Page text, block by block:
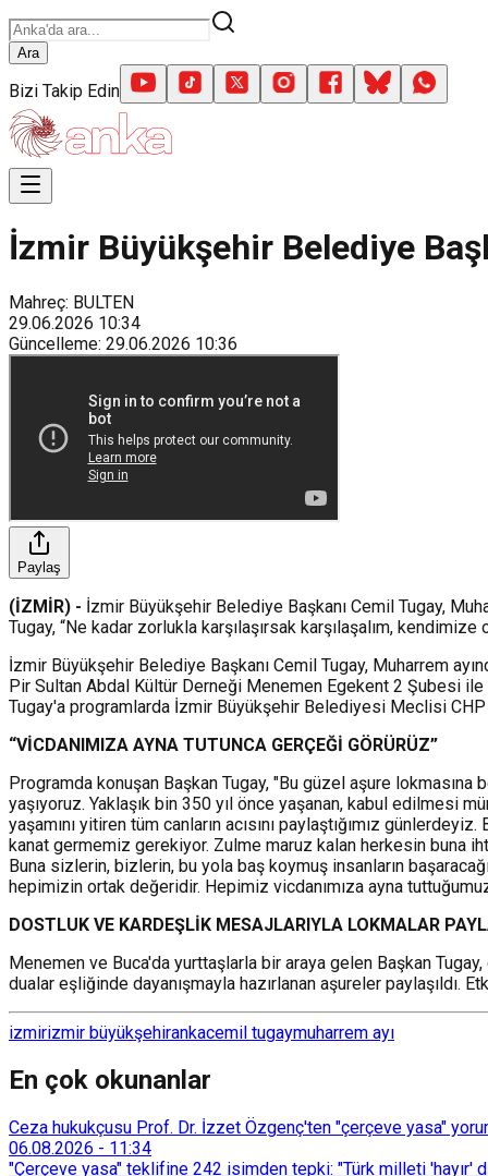
Ara
Bizi Takip Edin
İzmir Büyükşehir Belediye
Mahreç: BULTEN
29.06.2026 10:34
Güncelleme: 29.06.2026 10:36
Paylaş
(İZMİR) - İzmir Büyükşehir Belediye Başkanı Cemil Tugay,
Tugay, “Ne kadar zorlukla karşılaşırsak karşılaşalım, kendimize
İzmir Büyükşehir Belediye Başkanı Cemil Tugay, Muharrem
Pir Sultan Abdal Kültür Derneği Menemen Egekent 2 Şubesi ile
Tugay'a programlarda İzmir Büyükşehir Belediyesi Meclisi
“VİCDANIMIZA AYNA TUTUNCA GERÇEĞİ GÖRÜRÜZ”
Programda konuşan Başkan Tugay, "Bu güzel aşure
yaşıyoruz. Yaklaşık bin 350 yıl önce yaşanan, kabul edilmesi
yaşamını yitiren tüm canların acısını paylaştığımız
kanat germemiz gerekiyor. Zulme maruz kalan herkesin buna
Buna sizlerin, bizlerin, bu yola baş koymuş insanların
hepimizin ortak değeridir. Hepimiz vicdanımıza ayna
DOSTLUK VE KARDEŞLİK MESAJLARIYLA LOKMALAR
Menemen ve Buca'da yurttaşlarla bir araya gelen Başkan
dualar eşliğinde dayanışmayla hazırlanan aşureler
izmirizmir büyükşehirankacemil tugaymuharrem ayı
En çok okunanlar
Ceza hukukçusu Prof. Dr. İzzet Özgenç'ten "çerçeve yasa"
06.08.2026 - 11:34
"Çerçeve yasa" teklifine 242 isimden tepki: "Türk milleti 'hayır'